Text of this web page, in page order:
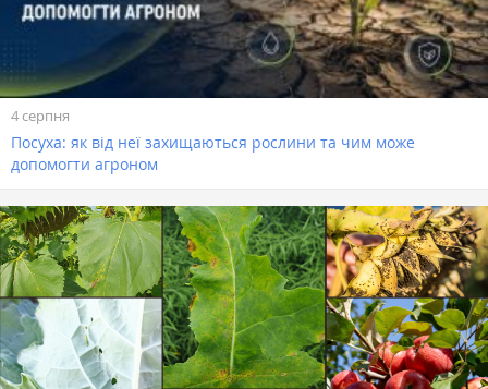
4 серпня
Посуха: як від неї захищаються рослини та чим може
допомогти агроном